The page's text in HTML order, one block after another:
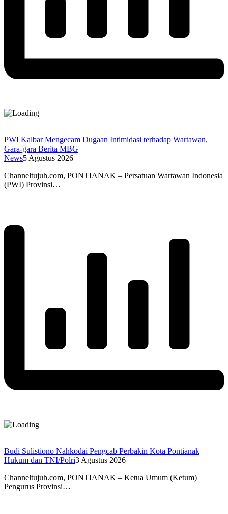
PWI Kalbar Mengecam Dugaan Intimidasi terhadap Wartawan,
Gara-gara Berita MBG
News5 Agustus 2026
Channeltujuh.com, PONTIANAK – Persatuan Wartawan Indonesia
(PWI) Provinsi…
Budi Sulistiono Nahkodai Pengcab Perbakin Kota Pontianak
Hukum dan TNI/Polri3 Agustus 2026
Channeltujuh.com, PONTIANAK – Ketua Umum (Ketum)
Pengurus Provinsi…